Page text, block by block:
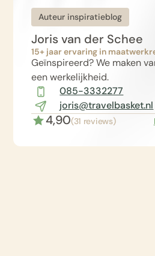
Auteur inspiratieblog
Joris van der Schee
15+ jaar ervaring in
Geïnspireerd? We maken
een werkelijkheid.
085-3332277
joris@travelbasket.nl
4,90(31 reviews)